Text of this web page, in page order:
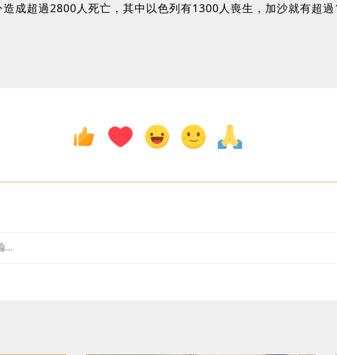
成超過2800人死亡，其中以色列有1300人喪生，加沙就有超